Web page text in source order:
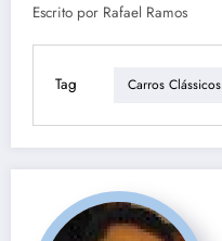
Escrito por Rafael Ramos
Tag Carros Clássicos